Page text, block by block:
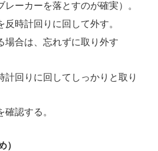
レーカーを落とすのが確実）。
時計回りに回して外す。
場合は、忘れずに取り外す
計回りに回してしっかりと取り
確認する。
）